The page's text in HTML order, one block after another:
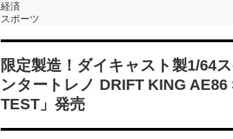
経済
スポーツ
限定製造！ダイキャスト製1/64
ンタートレノ DRIFT KING AE86
TEST」発売